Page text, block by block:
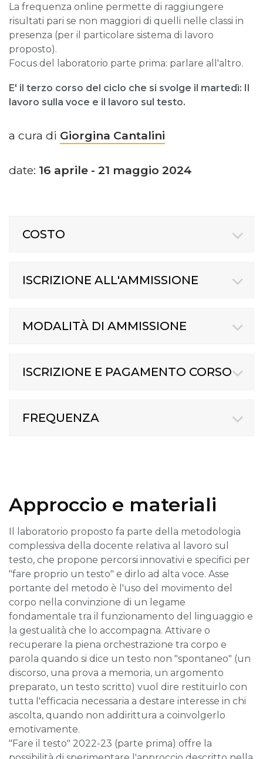
La frequenza online permette di raggiungere
risultati pari se non maggiori di quelli nelle classi in
presenza (per il particolare sistema di lavoro
proposto).
Focus del laboratorio parte prima: parlare all'altro.
E' il terzo corso del ciclo che si svolge il martedì: Il
lavoro sulla voce e il lavoro sul testo.
a cura di Giorgina Cantalini
date: 16 aprile - 21 maggio 2024
COSTO
ISCRIZIONE ALL'AMMISSIONE
MODALITÀ DI AMMISSIONE
ISCRIZIONE E PAGAMENTO CORSO
FREQUENZA
Approccio e materiali
Il laboratorio proposto fa parte della metodologia
complessiva della docente relativa al lavoro sul
testo, che propone percorsi innovativi e specifici per
"fare proprio un testo" e dirlo ad alta voce. Asse
portante del metodo è l'uso del movimento del
corpo nella convinzione di un legame
fondamentale tra il funzionamento del linguaggio e
la gestualità che lo accompagna. Attivare o
recuperare la piena orchestrazione tra corpo e
parola quando si dice un testo non "spontaneo" (un
discorso, una prova a memoria, un argomento
preparato, un testo scritto) vuol dire restituirlo con
tutta l'efficacia necessaria a destare interesse in chi
ascolta, quando non addirittura a coinvolgerlo
emotivamente.
"Fare il testo" 2022-23 (parte prima) offre la